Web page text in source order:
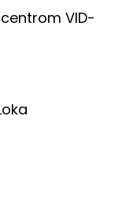
VID-